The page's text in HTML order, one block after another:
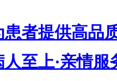
患者提供高品
人至上·亲情服